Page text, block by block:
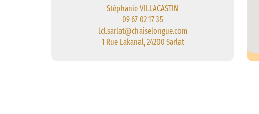
Stéphanie VILLACASTIN
09 67 02 17 35
lcl.sarlat@chaiselongue.com
1 Rue Lakanal, 24200 Sarlat